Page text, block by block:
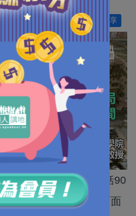
分享
讚好 6
水埗兼善里項目，包括90
的舊樓，重建遇到樓面面